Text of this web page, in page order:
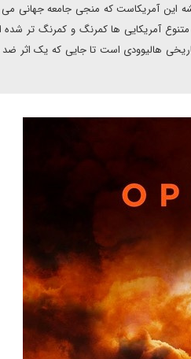
این آمریکاست که منجی جامعه جهانی
متنوع آمریکایی ها کمرنگ و کمرنگ تر
تاریخی هالیوودی است تا جایی که یک اثر